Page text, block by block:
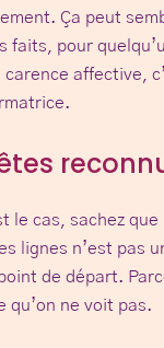
Ça peut
faits, pour
carence affective,
le cas, sachez
lignes n’est pas
de départ.
qu’on ne voit pas.